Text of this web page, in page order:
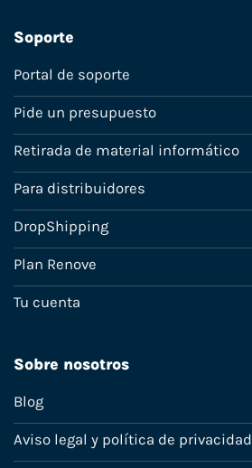
Soporte
Portal de soporte
Pide un presupuesto
Retirada de material informático
Para distribuidores
DropShipping
Plan Renove
Tu cuenta
Sobre nosotros
Blog
Aviso legal y política de privacidad